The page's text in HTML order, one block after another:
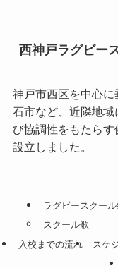
西神戸ラグビー
神戸市西区を中心
石市など、近隣地域
び協調性をもたら
設立しました。
ラグビースクー
スクール歌
入校までの流れ スケ